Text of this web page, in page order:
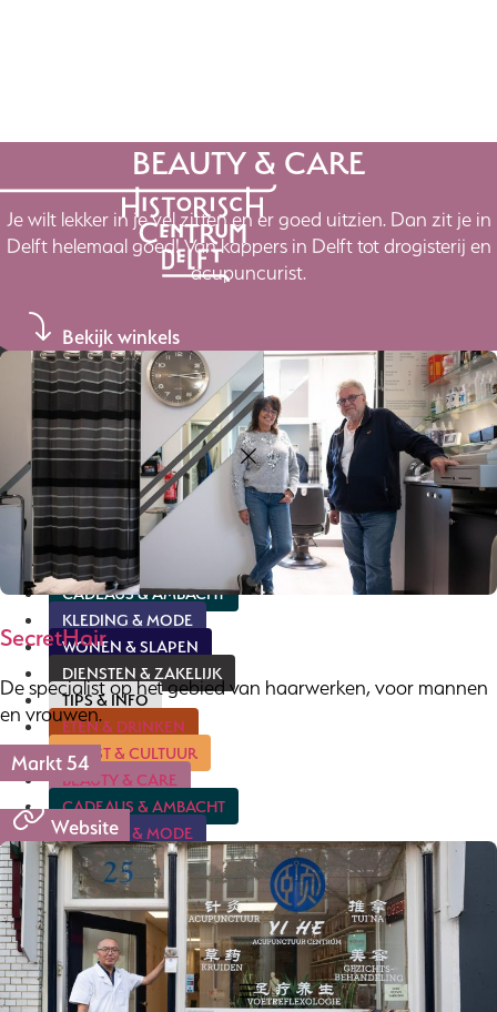
ZIEN & DOEN
ETEN & DRINKEN
KUNST & CULTUUR
BEAUTY & CARE
CADEAUS & AMBACHT
KLEDING & MODE
WONEN & SLAPEN
DIENSTEN & ZAKELIJK
TIPS & INFO
ETEN & DRINKEN
KUNST & CULTUUR
BEAUTY & CARE
CADEAUS & AMBACHT
KLEDING & MODE
WONEN & SLAPEN
DIENSTEN & ZAKELIJK
TIPS & INFO
BEAUTY & CARE
Je wilt lekker in je vel zitten en er goed uitzien. Dan zit je in
Delft helemaal goed! Van kappers in Delft tot drogisterij en
acupuncurist.
Bekijk winkels
SecretHair
De specialist op het gebied van haarwerken, voor mannen
en vrouwen.
Markt 54
Website